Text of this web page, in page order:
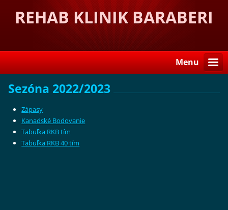
REHAB KLINIK BARABERI
Menu
Sezóna 2022/2023
Zápasy
Kanadské Bodovanie
Tabuľka RKB tím
Tabuľka RKB 40 tím